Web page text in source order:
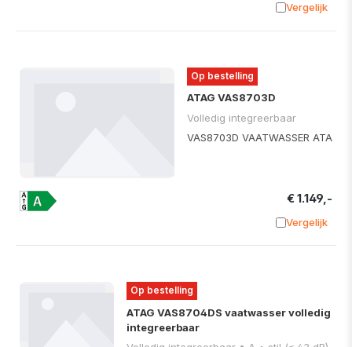
Vergelijk
Op bestelling
ATAG VAS8703D
Volledig integreerbaar
VAS8703D VAATWASSER ATA
€ 1.149,-
Vergelijk
Op bestelling
ATAG VAS8704DS vaatwasser volledig
integreerbaar